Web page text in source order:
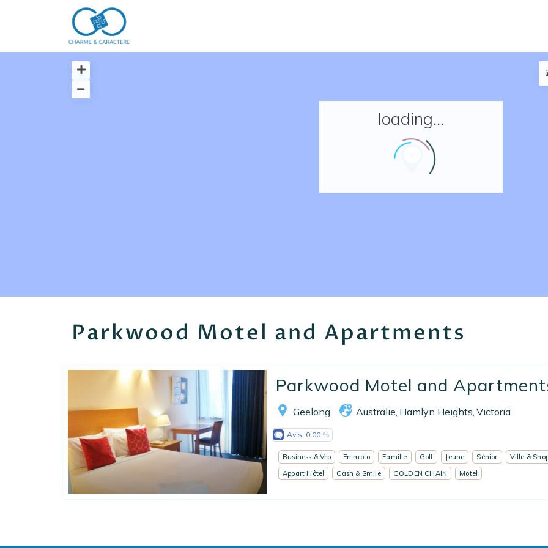
Réserver un séjour
Ecrivez-nous
loading...
Parkwood Motel and Apartments
Parkwood Motel and
Geelong Australie Hamlyn Heights Victoria
Avis: 0.00
Business & Vrp En moto Famille Golf Jeune Sénior
Ville &
Appart Hôtel
Cash & Smile GOLDEN CHAIN Motel